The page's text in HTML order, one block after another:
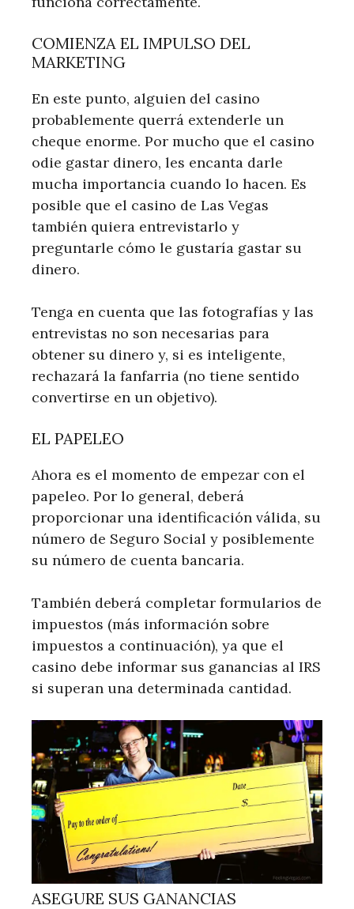
COMIENZA EL IMPULSO DEL
MARKETING
En este punto, alguien del casino
probablemente querrá extenderle un
cheque enorme. Por mucho que el casino
odie gastar dinero, les encanta darle
mucha importancia cuando lo hacen. Es
posible que el casino de Las Vegas
también quiera entrevistarlo y
preguntarle cómo le gustaría gastar su
dinero.
Tenga en cuenta que las fotografías y las
entrevistas no son necesarias para
obtener su dinero y, si es inteligente,
rechazará la fanfarria (no tiene sentido
convertirse en un objetivo).
EL PAPELEO
Ahora es el momento de empezar con el
papeleo. Por lo general, deberá
proporcionar una identificación válida, su
número de Seguro Social y posiblemente
su número de cuenta bancaria.
También deberá completar formularios de
impuestos (más información sobre
impuestos a continuación), ya que el
casino debe informar sus ganancias al IRS
si superan una determinada cantidad.
ASEGURE SUS GANANCIAS